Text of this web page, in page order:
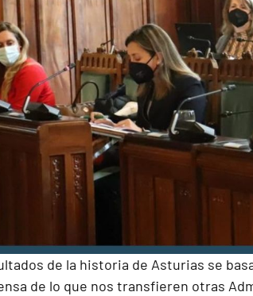
de la historia de Asturias se
de lo que nos transfieren otras